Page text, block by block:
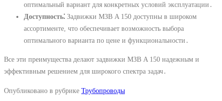
оптимальный вариант для конкретных условий эксплуатации․
Доступность⁚ Задвижки МЗВ A 150 доступны в широком
ассортименте, что обеспечивает возможность выбора
оптимального варианта по цене и функциональности․
Все эти преимущества делают задвижки МЗВ A 150 надежным и
эффективным решением для широкого спектра задач․
Опубликовано в рубрике Трубопроводы